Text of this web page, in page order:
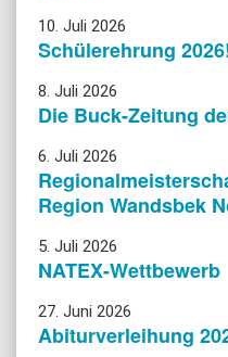
10. Juli 2026
Schülerehrung
8. Juli 2026
Die Buck-Zeitung
6. Juli 2026
Region Wandsbek
5. Juli 2026
NATEX-Wettbewerb
27. Juni 2026
Abiturverleihung